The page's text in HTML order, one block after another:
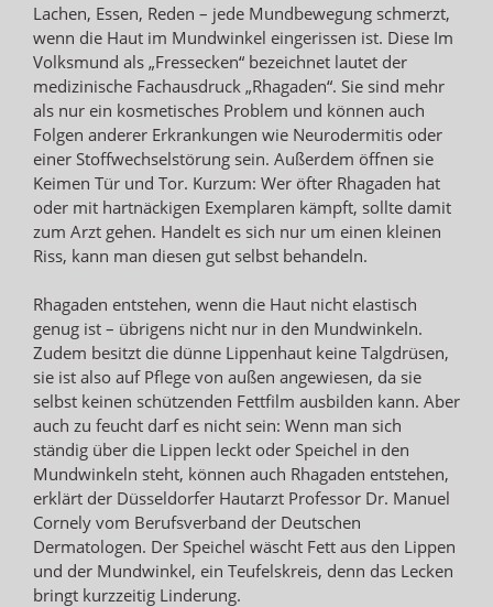
Lachen, Essen, Reden – jede Mundbewegung schmerzt,
wenn die Haut im Mundwinkel eingerissen ist. Diese Im
Volksmund als „Fressecken“ bezeichnet lautet der
medizinische Fachausdruck „Rhagaden“. Sie sind mehr
als nur ein kosmetisches Problem und können auch
Folgen anderer Erkrankungen wie Neurodermitis oder
einer Stoffwechselstörung sein. Außerdem öffnen sie
Keimen Tür und Tor. Kurzum: Wer öfter Rhagaden hat
oder mit hartnäckigen Exemplaren kämpft, sollte damit
zum Arzt gehen. Handelt es sich nur um einen kleinen
Riss, kann man diesen gut selbst behandeln.
Rhagaden entstehen, wenn die Haut nicht elastisch
genug ist – übrigens nicht nur in den Mundwinkeln.
Zudem besitzt die dünne Lippenhaut keine Talgdrüsen,
sie ist also auf Pflege von außen angewiesen, da sie
selbst keinen schützenden Fettfilm ausbilden kann. Aber
auch zu feucht darf es nicht sein: Wenn man sich
ständig über die Lippen leckt oder Speichel in den
Mundwinkeln steht, können auch Rhagaden entstehen,
erklärt der Düsseldorfer Hautarzt Professor Dr. Manuel
Cornely vom Berufsverband der Deutschen
Dermatologen. Der Speichel wäscht Fett aus den Lippen
und der Mundwinkel, ein Teufelskreis, denn das Lecken
bringt kurzzeitig Linderung.